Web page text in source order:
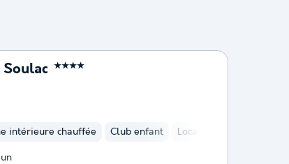
★★★★
intérieure chauffée Club enfant Location de vélos